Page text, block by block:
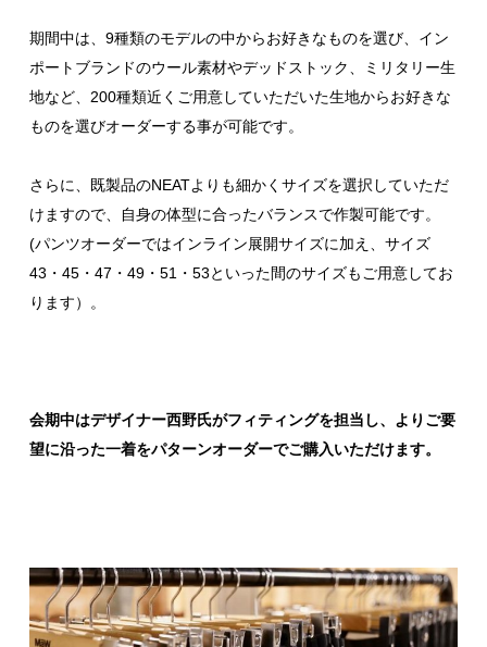
期間中は、9種類のモデルの中からお好きなものを選び、イン
ポートブランドのウール素材やデッドストック、ミリタリー生
地など、200種類近くご用意していただいた生地からお好きな
ものを選びオーダーする事が可能です。
さらに、既製品のNEATよりも細かくサイズを選択していただ
けますので、自身の体型に合ったバランスで作製可能です。
(パンツオーダーではインライン展開サイズに加え、サイズ
43 ・ 45 ・ 47 ・ 49 ・ 51 ・ 53といった間のサイズもご用意してお
ります）。
会期中はデザイナー西野氏がフィティングを担当し、よりご要
望に沿った一着をパターンオーダーでご購入いただけます。